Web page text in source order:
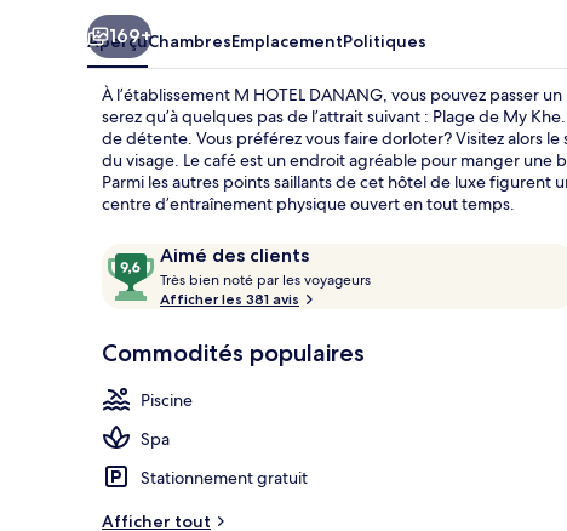
169+
AperçuChambresEmplacementPolitiques
À l’établissement M HOTEL DANANG, vous pouvez passer
serez qu’à quelques pas de l’attrait suivant : Plage de My
de détente. Vous préférez vous faire dorloter? Visitez alors
du visage. Le café est un endroit agréable pour manger une
Parmi les autres points saillants de cet hôtel de luxe
centre d’entraînement physique ouvert en tout temps.
Avis Aimé des clients
9,6
sur
10,
des
Très bien noté par les voyageurs
Afficher les 381 avis
Commodités populaires
Piscine
Spa
Stationnement gratuit
Afficher tout